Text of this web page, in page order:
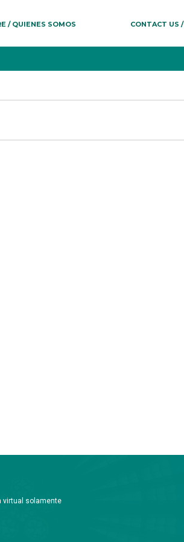
/ QUIENES SOMOS CONTACT US
virtual solamente